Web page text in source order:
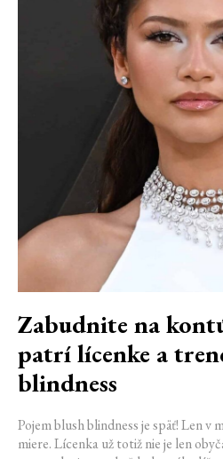
Zabudnite na
patrí lícenke a
blindness
Pojem blush blindness je späť! Len v
miere. Lícenka už totiž nie je len